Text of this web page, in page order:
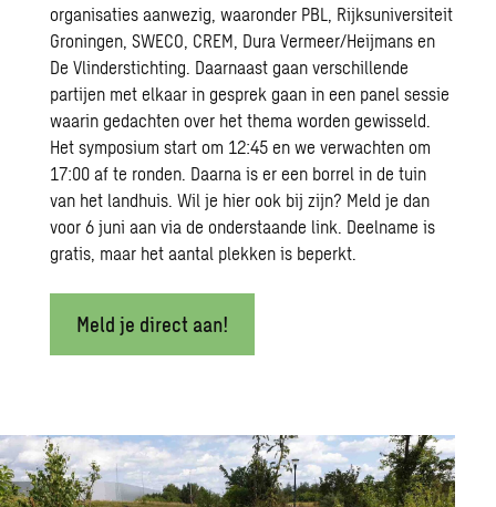
organisaties aanwezig, waaronder PBL, Rijksuniversiteit
Groningen, SWECO, CREM, Dura Vermeer/Heijmans en
De Vlinderstichting. Daarnaast gaan verschillende
partijen met elkaar in gesprek gaan in een panel sessie
waarin gedachten over het thema worden gewisseld.
Het symposium start om 12:45 en we verwachten om
17:00 af te ronden. Daarna is er een borrel in de tuin
van het landhuis. Wil je hier ook bij zijn? Meld je dan
voor 6 juni aan via de onderstaande link. Deelname is
gratis, maar het aantal plekken is beperkt.
Meld je direct aan!